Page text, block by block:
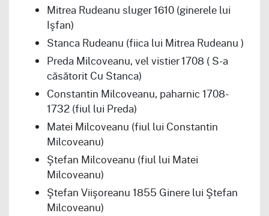
Mitrea Rudeanu sluger 1610 (ginerele lui
Işfan)
Stanca Rudeanu (fiica lui Mitrea Rudeanu )
Preda Milcoveanu, vel vistier 1708 ( S-a
căsătorit Cu Stanca)
Constantin Milcoveanu, paharnic 1708-
1732 (fiul lui Preda)
Matei Milcoveanu (fiul lui Constantin
Milcoveanu)
Ştefan Milcoveanu (fiul lui Matei
Milcoveanu)
Ştefan Viişoreanu 1855 Ginere lui Ştefan
Milcoveanu)